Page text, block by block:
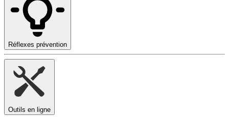
Réflexes prévention
Outils en ligne